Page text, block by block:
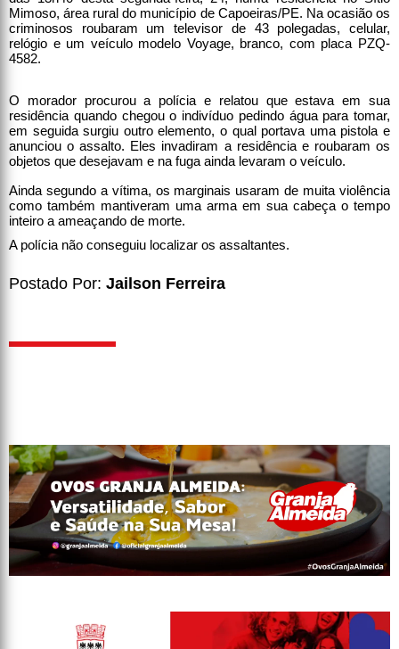
Mimoso, área rural do município de Capoeiras/PE. Na ocasião os
criminosos roubaram um televisor de 43 polegadas, celular,
relógio e um veículo modelo Voyage, branco, com placa PZQ-
4582.
O morador procurou a polícia e relatou que estava em sua
residência quando chegou o indivíduo pedindo água para tomar,
em seguida surgiu outro elemento, o qual portava uma pistola e
anunciou o assalto. Eles invadiram a residência e roubaram os
objetos que desejavam e na fuga ainda levaram o veículo.
Ainda segundo a vítima, os marginais usaram de muita violência
como também mantiveram uma arma em sua cabeça o tempo
inteiro a ameaçando de morte.
A polícia não conseguiu localizar os assaltantes.
Postado Por: Jailson Ferreira